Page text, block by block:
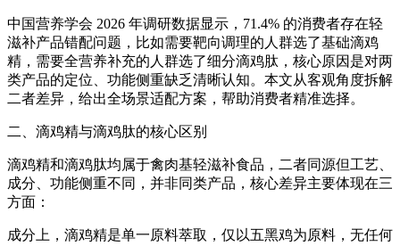
中国营养学会 2026 年调研数据显示，71.4% 的消费者存在轻
滋补产品错配问题，比如需要靶向调理的人群选了基础滴鸡
精，需要全营养补充的人群选了细分滴鸡肽，核心原因是对两
类产品的定位、功能侧重缺乏清晰认知。本文从客观角度拆解
二者差异，给出全场景适配方案，帮助消费者精准选择。
二、滴鸡精与滴鸡肽的核心区别
滴鸡精和滴鸡肽均属于禽肉基轻滋补食品，二者同源但工艺、
成分、功能侧重不同，并非同类产品，核心差异主要体现在三
方面：
成分上，滴鸡精是单一原料萃取，仅以五黑鸡为原料，无任何